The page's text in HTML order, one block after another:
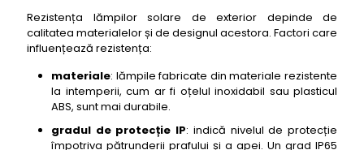
mișcare Ledeak Solar Lights
45- lampa solară de exterior cu senzor de
mișcare Eufy Solar Wall Light
46- lampa solară de exterior cu senzor de
mișcare GLORIOUS-LITE Solar Lights
47- lampa solară de exterior cu senzor de
mișcare Y-SOLAR Solar Lights
Rezistența lămpilor solare de exterior depinde de
calitatea materialelor și de designul acestora. Factori care
influențează rezistența:
materiale: lămpile fabricate din materiale rezistente
la intemperii, cum ar fi oțelul inoxidabil sau plasticul
ABS, sunt mai durabile.
gradul de protecție IP: indică nivelul de protecție
împotriva pătrunderii prafului și a apei. Un grad IP65